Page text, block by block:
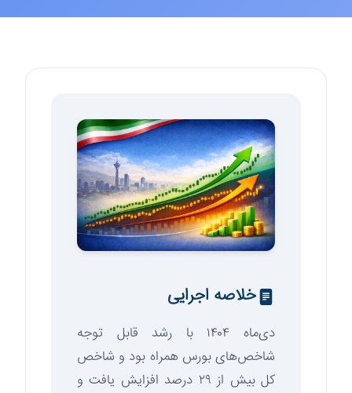
خلاصه اجرایی
دی‌ماه ۱۴۰۴ با رشد قابل توجه
شاخص‌های بورس همراه بود و شاخص
کل بیش از ۲۹ درصد افزایش یافت و